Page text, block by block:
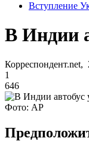
Вступление
В Индии
Корреспондент.net,
1
646
Фото: AP